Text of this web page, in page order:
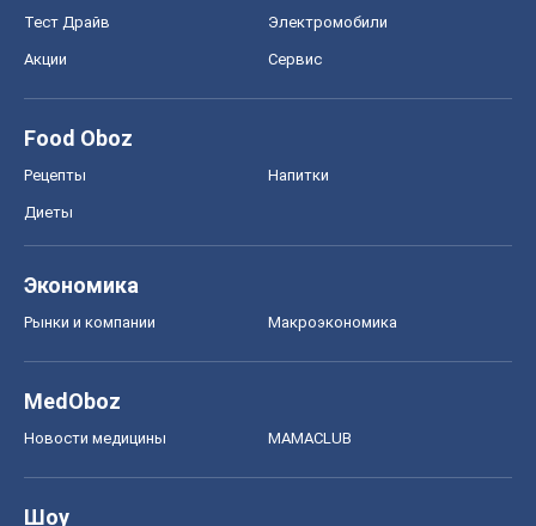
Тест Драйв Электромобили
Акции Сервис
Food Oboz
Рецепты Напитки
Диеты
Экономика
Рынки и компании Mакроэкономика
MedOboz
Новости медицины MAMACLUB
Шоу